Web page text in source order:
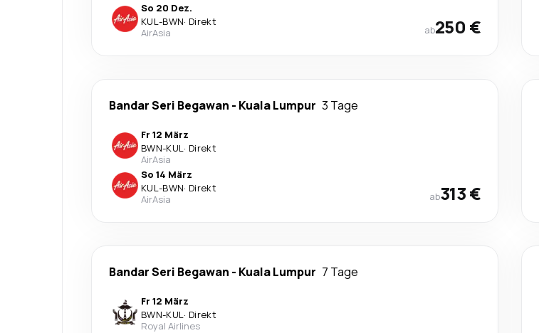
So 20 Dez.
KUL-BWN· Direkt
AirAsia
ab250 €
Bandar Seri Begawan - Kuala Lumpur 3 Tage
Fr 12 März
BWN-KUL· Direkt
AirAsia
So 14 März
KUL-BWN· Direkt
AirAsia
ab313 €
Bandar Seri Begawan - Kuala Lumpur 7 Tage
Fr 12 März
BWN-KUL· Direkt
Royal Airlines